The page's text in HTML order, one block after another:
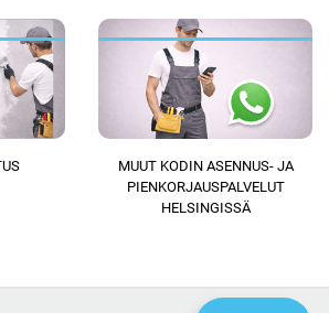
MUUT KODIN ASENNUS- JA
PIENKORJAUSPALVELUT
HELSINGISSÄ